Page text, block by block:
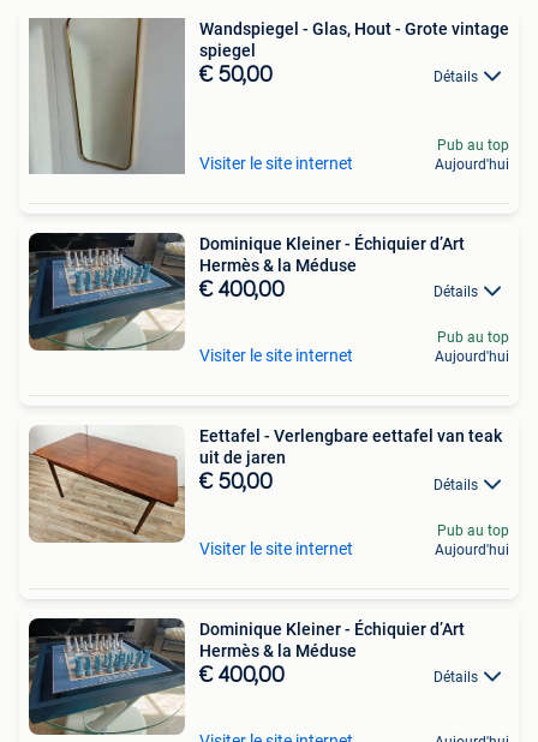
Wandspiegel - Glas, Hout - Grote vintage
spiegel
€ 50,00 Détails
Visiter le site internet
Pub au top
Aujourd'hui
Dominique Kleiner - Échiquier d’Art
Hermès & la Méduse
€ 400,00 Détails
Visiter le site internet
Pub au top
Aujourd'hui
Eettafel - Verlengbare eettafel van teak
uit de jaren
€ 50,00 Détails
Visiter le site internet
Pub au top
Aujourd'hui
Dominique Kleiner - Échiquier d’Art
Hermès & la Méduse
€ 400,00 Détails